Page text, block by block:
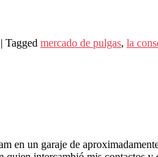
| Tagged mercado de pulgas, la
en un garaje de